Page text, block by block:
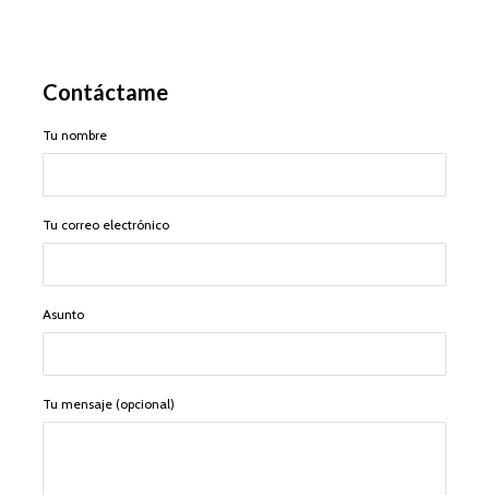
Contáctame
Tu nombre
Tu correo electrónico
Asunto
Tu mensaje (opcional)